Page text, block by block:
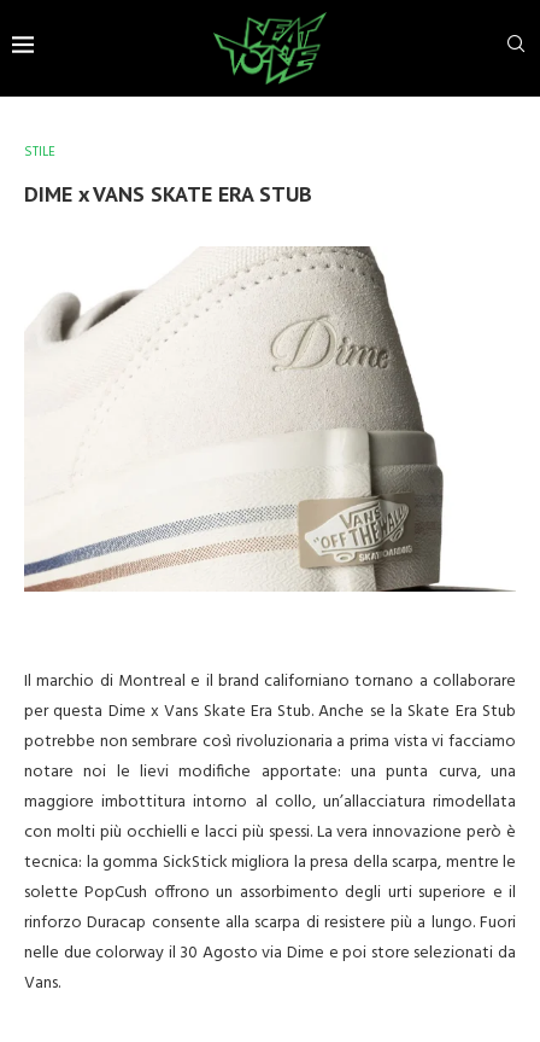
STILE
DIME x VANS SKATE ERA STUB
Il marchio di Montreal e il brand californiano tornano a collaborare
per questa Dime x Vans Skate Era Stub. Anche se la Skate Era Stub
potrebbe non sembrare così rivoluzionaria a prima vista vi facciamo
notare noi le lievi modifiche apportate: una punta curva, una
maggiore imbottitura intorno al collo, un’allacciatura rimodellata
con molti più occhielli e lacci più spessi. La vera innovazione però è
tecnica: la gomma SickStick migliora la presa della scarpa, mentre le
solette PopCush offrono un assorbimento degli urti superiore e il
rinforzo Duracap consente alla scarpa di resistere più a lungo. Fuori
nelle due colorway il 30 Agosto via Dime e poi store selezionati da
Vans.